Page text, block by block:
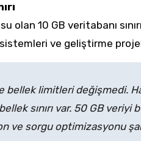
olan 10 GB veritabanı
ve geliştirme
bellek limitleri değişmedi.
sınırı var. 50 GB veriyi
ve sorgu optimizasyonu